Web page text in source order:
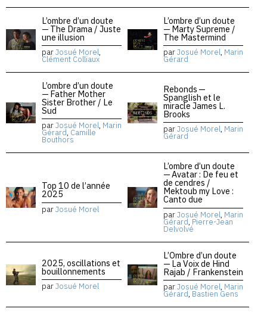
L’ombre d’un doute
— The Drama / Juste
une illusion
parJosué Morel,
Clément Colliaux
L’ombre d’un doute
— Marty Supreme /
The Mastermind
parJosué Morel, Marin
Gérard
L’ombre d’un doute
— Father Mother
Sister Brother / Le
Sud
parJosué Morel, Marin
Gérard, Camille
Bouthors
Rebonds —
Spanglish et le
miracle James L.
Brooks
parJosué Morel, Marin
Gérard
Top 10 de l’année
2025
parJosué Morel
L’ombre d’un doute
— Avatar : De feu et
de cendres /
Mektoub my Love :
Canto due
parJosué Morel, Marin
Gérard, Pierre-Jean
Delvolvé
2025, oscillations et
bouillonnements
parJosué Morel
L’Ombre d’un doute
— La Voix de Hind
Rajab / Frankenstein
parJosué Morel, Marin
Gérard, Bastien Gens